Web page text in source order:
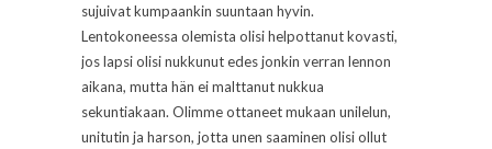
sujuivat kumpaankin suuntaan hyvin.
Lentokoneessa olemista olisi helpottanut kovasti,
jos lapsi olisi nukkunut edes jonkin verran lennon
aikana, mutta hän ei malttanut nukkua
sekuntiakaan. Olimme ottaneet mukaan unilelun,
unitutin ja harson, jotta unen saaminen olisi ollut